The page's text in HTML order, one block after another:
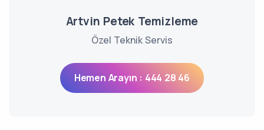
Artvin Petek Temizleme
Özel Teknik Servis
Hemen Arayın : 444 28 46